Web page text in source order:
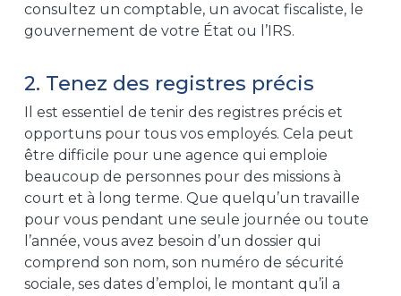
consultez un comptable, un avocat fiscaliste, le
gouvernement de votre État ou l’IRS.
2. Tenez des registres précis
Il est essentiel de tenir des registres précis et
opportuns pour tous vos employés. Cela peut
être difficile pour une agence qui emploie
beaucoup de personnes pour des missions à
court et à long terme. Que quelqu’un travaille
pour vous pendant une seule journée ou toute
l’année, vous avez besoin d’un dossier qui
comprend son nom, son numéro de sécurité
sociale, ses dates d’emploi, le montant qu’il a